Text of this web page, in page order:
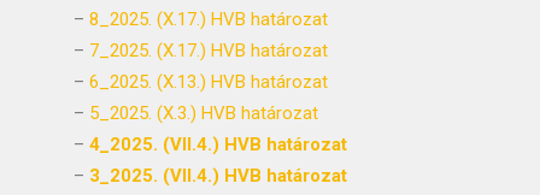
– 8_2025. (X.17.) HVB határozat
– 7_2025. (X.17.) HVB határozat
– 6_2025. (X.13.) HVB határozat
– 5_2025. (X.3.) HVB határozat
– 4_2025. (VII.4.) HVB határozat
– 3_2025. (VII.4.) HVB határozat